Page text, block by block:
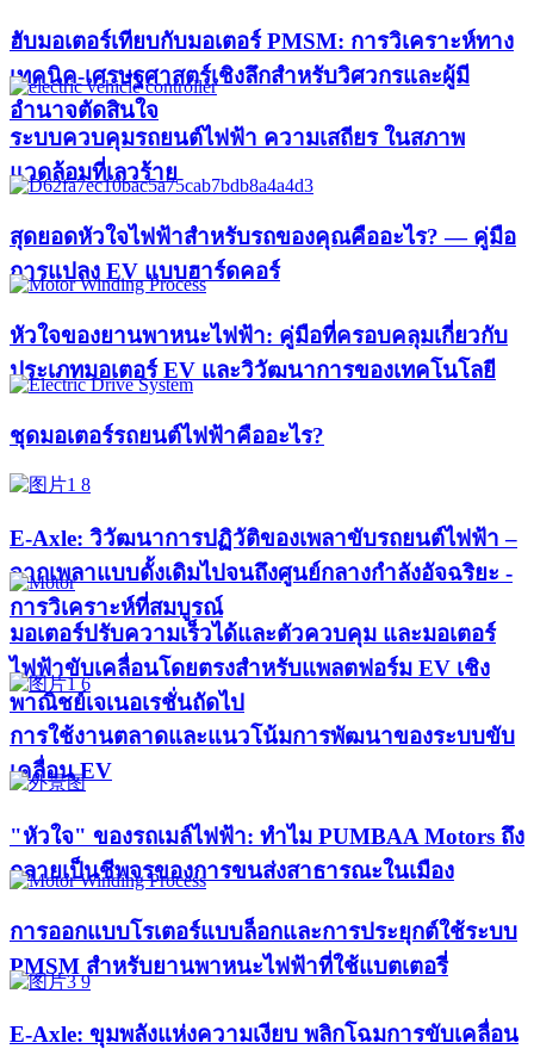
ฮับมอเตอร์เทียบกับมอเตอร์ PMSM: การวิเคราะห์ทาง
เทคนิค-เศรษฐศาสตร์เชิงลึกสำหรับวิศวกรและผู้มี
อำนาจตัดสินใจ
ระบบควบคุมรถยนต์ไฟฟ้า ความเสถียร ในสภาพ
แวดล้อมที่เลวร้าย
สุดยอดหัวใจไฟฟ้าสำหรับรถของคุณคืออะไร? — คู่มือ
การแปลง EV แบบฮาร์ดคอร์
หัวใจของยานพาหนะไฟฟ้า: คู่มือที่ครอบคลุมเกี่ยวกับ
ประเภทมอเตอร์ EV และวิวัฒนาการของเทคโนโลยี
ชุดมอเตอร์รถยนต์ไฟฟ้าคืออะไร?
E-Axle: วิวัฒนาการปฏิวัติของเพลาขับรถยนต์ไฟฟ้า –
จากเพลาแบบดั้งเดิมไปจนถึงศูนย์กลางกำลังอัจฉริยะ -
การวิเคราะห์ที่สมบูรณ์
มอเตอร์ปรับความเร็วได้และตัวควบคุม และมอเตอร์
ไฟฟ้าขับเคลื่อนโดยตรงสำหรับแพลตฟอร์ม EV เชิง
พาณิชย์เจเนอเรชั่นถัดไป
การใช้งานตลาดและแนวโน้มการพัฒนาของระบบขับ
เคลื่อน EV
"หัวใจ" ของรถเมล์ไฟฟ้า: ทำไม PUMBAA Motors ถึง
กลายเป็นชีพจรของการขนส่งสาธารณะในเมือง
การออกแบบโรเตอร์แบบล็อกและการประยุกต์ใช้ระบบ
PMSM สำหรับยานพาหนะไฟฟ้าที่ใช้แบตเตอรี่
E-Axle: ขุมพลังแห่งความเงียบ พลิกโฉมการขับเคลื่อน